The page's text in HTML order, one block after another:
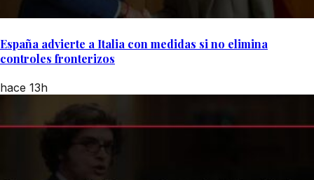
España advierte a Italia con medidas si no elimina
controles fronterizos
hace 13h